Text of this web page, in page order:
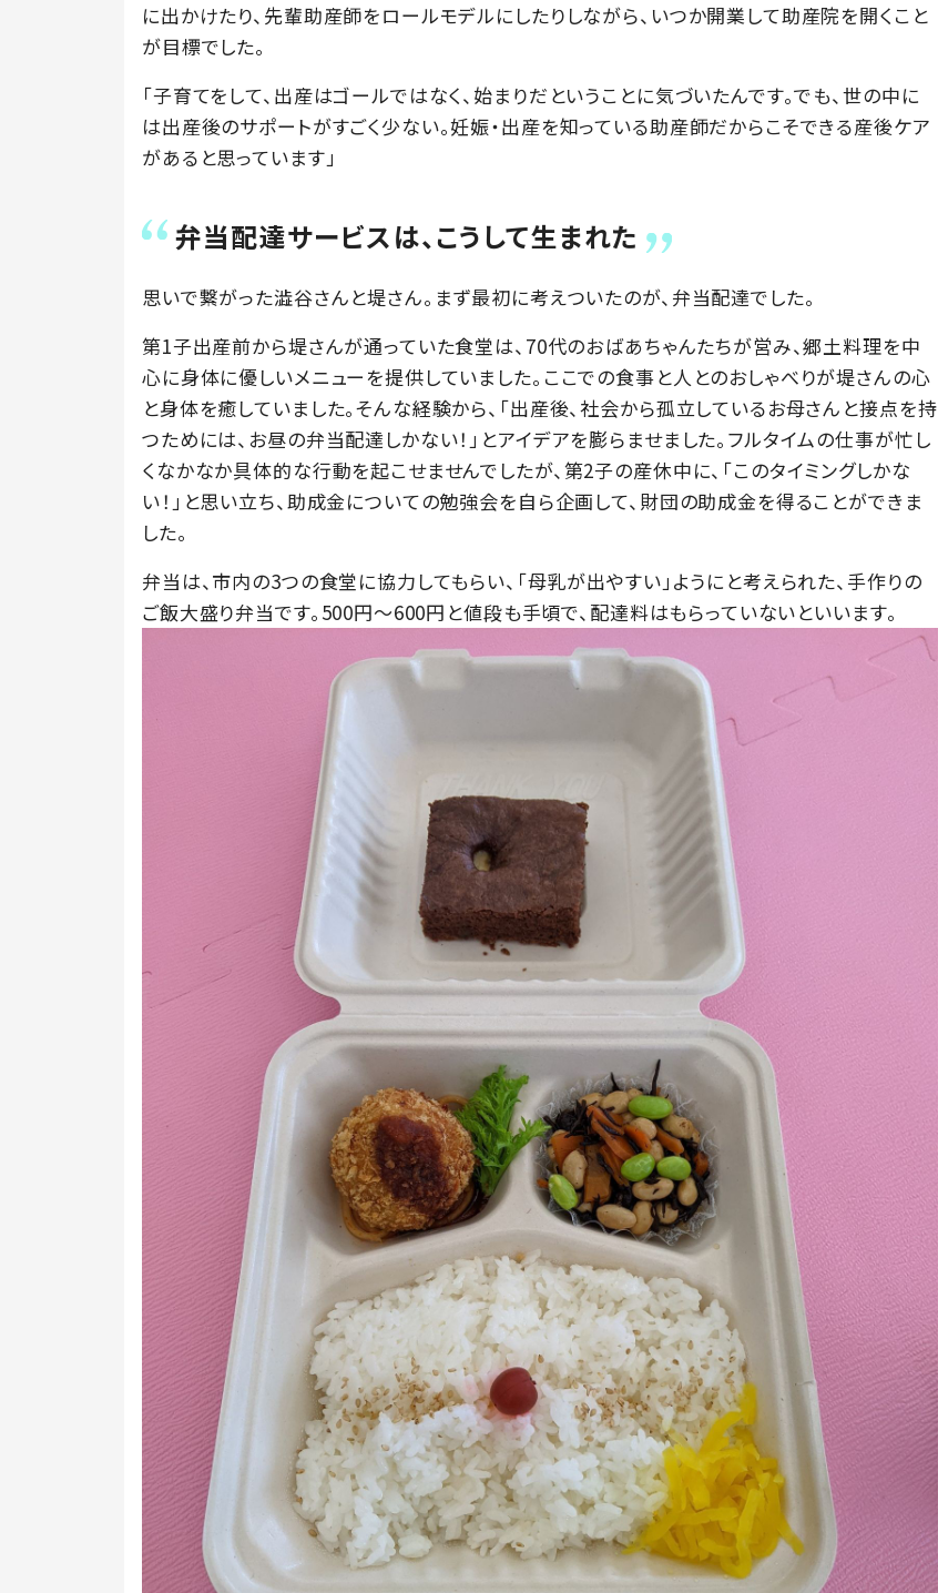
に出かけたり、先輩助産師をロールモデルにしたりしながら、いつか開業して助産院を開くこと
が目標でした。
「子育てをして、出産はゴールではなく、始まりだということに気づいたんです。でも、世の中に
は出産後のサポートがすごく少ない。妊娠・出産を知っている助産師だからこそできる産後ケア
があると思っています」
弁当配達サービスは、こうして生まれた
思いで繋がった澁谷さんと堤さん。まず最初に考えついたのが、弁当配達でした。
第1子出産前から堤さんが通っていた食堂は、70代のおばあちゃんたちが営み、郷土料理を中
心に身体に優しいメニューを提供していました。ここでの食事と人とのおしゃべりが堤さんの心
と身体を癒していました。そんな経験から、「出産後、社会から孤立しているお母さんと接点を持
つためには、お昼の弁当配達しかない！」とアイデアを膨らませました。フルタイムの仕事が忙し
くなかなか具体的な行動を起こせませんでしたが、第2子の産休中に、「このタイミングしかな
い！」と思い立ち、助成金についての勉強会を自ら企画して、財団の助成金を得ることができま
した。
弁当は、市内の3つの食堂に協力してもらい、「母乳が出やすい」ようにと考えられた、手作りの
ご飯大盛り弁当です。500円〜600円と値段も手頃で、配達料はもらっていないといいます。